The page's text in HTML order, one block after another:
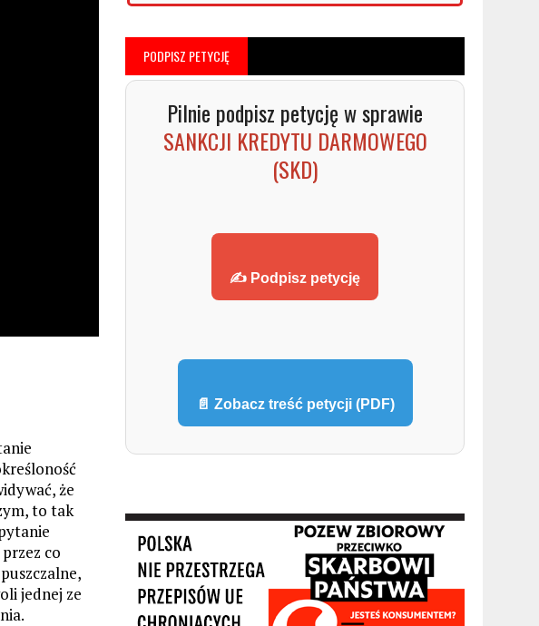
że
to tak
co
jednej ze
PODPISZ PETYCJĘ
Pilnie podpisz petycję w sprawie
SANKCJI KREDYTU DARMOWEGO
(SKD)
✍️ Podpisz petycję
📄 Zobacz treść petycji (PDF)